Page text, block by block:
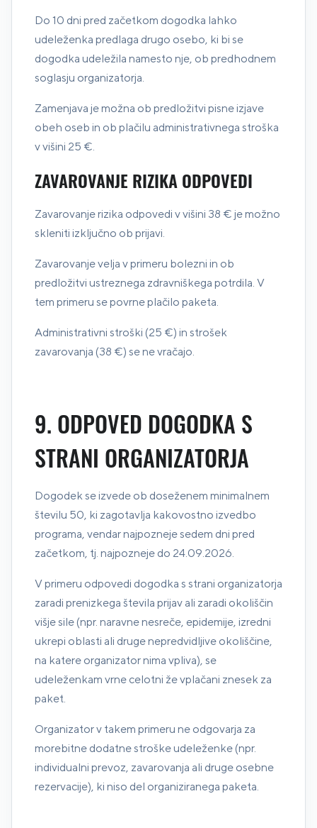
Do 10 dni pred začetkom dogodka lahko
udeleženka predlaga drugo osebo, ki bi se
dogodka udeležila namesto nje, ob predhodnem
soglasju organizatorja.
Zamenjava je možna ob predložitvi pisne izjave
obeh oseb in ob plačilu administrativnega stroška
v višini 25 €.
ZAVAROVANJE RIZIKA ODPOVEDI
Zavarovanje rizika odpovedi v višini 38 € je možno
skleniti izključno ob prijavi.
Zavarovanje velja v primeru bolezni in ob
predložitvi ustreznega zdravniškega potrdila. V
tem primeru se povrne plačilo paketa.
Administrativni stroški (25 €) in strošek
zavarovanja (38 €) se ne vračajo.
9. ODPOVED DOGODKA S
STRANI ORGANIZATORJA
Dogodek se izvede ob doseženem minimalnem
številu 50, ki zagotavlja kakovostno izvedbo
programa, vendar najpozneje sedem dni pred
začetkom, tj. najpozneje do 24.09.2026.
V primeru odpovedi dogodka s strani organizatorja
zaradi prenizkega števila prijav ali zaradi okoliščin
višje sile (npr. naravne nesreče, epidemije, izredni
ukrepi oblasti ali druge nepredvidljive okoliščine,
na katere organizator nima vpliva), se
udeleženkam vrne celotni že vplačani znesek za
paket.
Organizator v takem primeru ne odgovarja za
morebitne dodatne stroške udeleženke (npr.
individualni prevoz, zavarovanja ali druge osebne
rezervacije), ki niso del organiziranega paketa.